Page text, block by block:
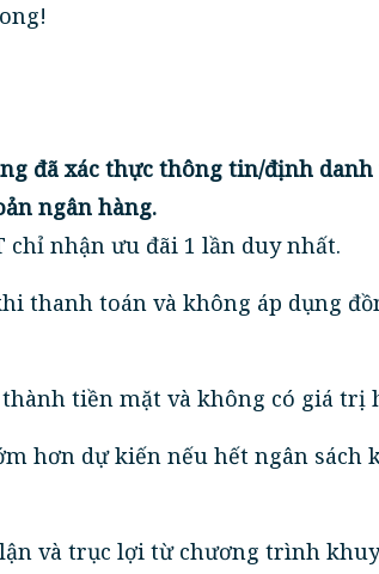
đã xác thực thông tin/định
ngân hàng.
chỉ nhận ưu đãi 1 lần duy nhất.
thanh toán và không áp dụng
tiền mặt và không có giá trị
hơn dự kiến nếu hết ngân sách
và trục lợi từ chương trình